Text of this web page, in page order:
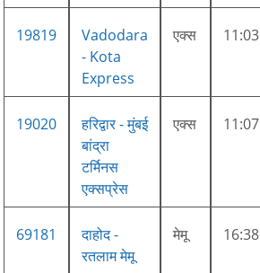
19819
Vadodara
- Kota
Express
एक्स 11:03
19020
हरिद्वार - मुंबई
बांद्रा
टर्मिनस
एक्सप्रेस
एक्स 11:07
69181
दाहोद -
रतलाम मेमू
मेमू 16:38